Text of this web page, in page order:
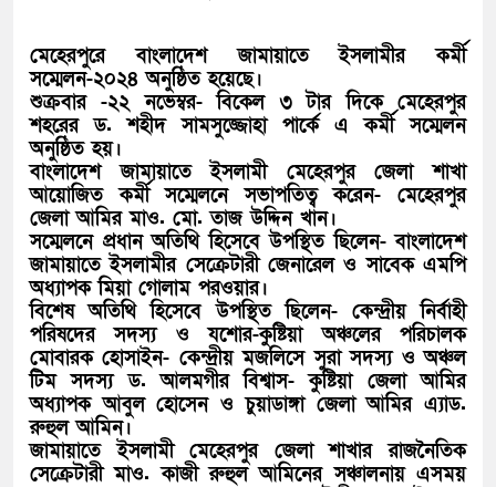
মেহেরপুরে বাংলাদেশ জামায়াতে ইসলামীর কর্মী
সম্মেলন-২০২৪ অনুষ্ঠিত হয়েছে।
শুক্রবার -২২ নভেম্বর- বিকেল ৩ টার দিকে মেহেরপুর
শহরের ড. শহীদ সামসুজ্জোহা পার্কে এ কর্মী সম্মেলন
অনুষ্ঠিত হয়।
বাংলাদেশ জামায়াতে ইসলামী মেহেরপুর জেলা শাখা
আয়োজিত কর্মী সম্মেলনে সভাপতিত্ব করেন- মেহেরপুর
জেলা আমির মাও. মো. তাজ উদ্দিন খান।
সম্মেলনে প্রধান অতিথি হিসেবে উপস্থিত ছিলেন- বাংলাদেশ
জামায়াতে ইসলামীর সেক্রেটারী জেনারেল ও সাবেক এমপি
অধ্যাপক মিয়া গোলাম পরওয়ার।
বিশেষ অতিথি হিসেবে উপস্থিত ছিলেন- কেন্দ্রীয় নির্বাহী
পরিষদের সদস্য ও যশোর-কুষ্টিয়া অঞ্চলের পরিচালক
মোবারক হোসাইন- কেন্দ্রীয় মজলিসে সুরা সদস্য ও অঞ্চল
টিম সদস্য ড. আলমগীর বিশ্বাস- কুষ্টিয়া জেলা আমির
অধ্যাপক আবুল হোসেন ও চুয়াডাঙ্গা জেলা আমির এ্যাড.
রুহুল আমিন।
জামায়াতে ইসলামী মেহেরপুর জেলা শাখার রাজনৈতিক
সেক্রেটারী মাও. কাজী রুহুল আমিনের সঞ্চালনায় এসময়